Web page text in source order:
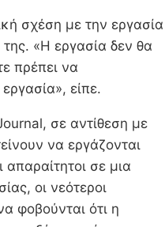
σχέση με την εργασία
της. «Η εργασία δεν θα
πρέπει να
είπε.
σε αντίθεση με
να εργάζονται
σε μια
οι νεότεροι
φοβούνται ότι η